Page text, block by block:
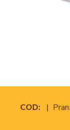
COD: |